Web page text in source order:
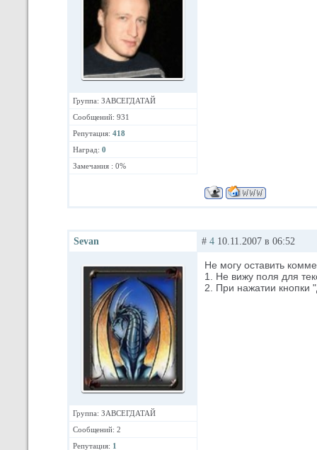
Группа: ЗАВСЕГДАТАЙ
Сообщений: 931
Репутация: 418
Наград: 0
Замечания : 0%
Sevan
Группа: ЗАВСЕГДАТАЙ
Сообщений: 2
Репутация: 1
# 4 10.11.2007 в 06:52
Не могу оставить
1. Не вижу поля для
2. При нажатии кнопки